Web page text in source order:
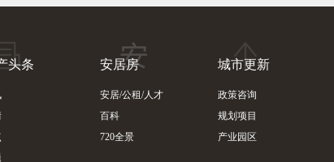
头条 安居房
安居/公租/人才
百科
720全景
城市更新
政策咨询
规划项目
产业园区